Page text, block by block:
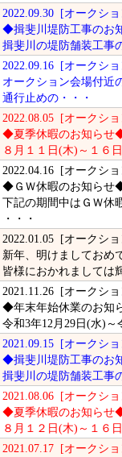
2022.09.30 [オークシ
◆揖斐川堤防工事のお
揖斐川の堤防舗装工事
2022.09.16 [オークシ
オークション会場付近
通行止めの・・・
2022.08.05 [オークシ
◆夏季休暇のお知らせ
８月１１日(木)～１６
2022.04.16 [オークシ
◆ＧＷ休暇のお知らせ
下記の期間中はＧＷ休
・・・
2022.01.05 [オークシ
新年、明けましておめ
皆様におかれましては
2021.11.26 [オークシ
◆年末年始休業のお知
令和3年12月29日(水)～
2021.09.15 [オークシ
◆揖斐川堤防工事のお
揖斐川の堤防舗装工事
2021.08.06 [オークシ
◆夏季休暇のお知らせ
８月１２日(木)～１６
2021.07.17 [オークシ